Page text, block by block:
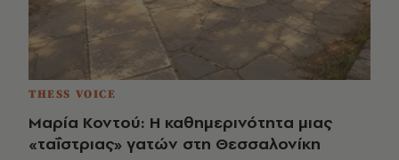
THESS VOICE
Μαρία Κοντού: Η καθημερινότητα μιας
«ταΐστριας» γατών στη Θεσσαλονίκη